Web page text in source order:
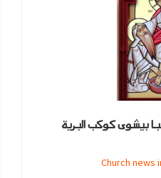
بيشوى كوكب البرية